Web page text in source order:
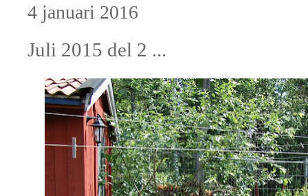
4 januari 2016
Juli 2015 del 2 ...